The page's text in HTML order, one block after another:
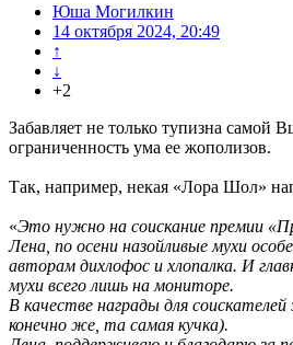
Юша Могилкин
14 октября 2024, 20:49
↑
↓
+2
Забавляет не только тупизна самой
ограниченность ума ее жополизов.
Так, например, некая «Лора Шол»
«Это нужно на соискание премии
Лена, по осени назойливые мухи
авторам дихлофос и хлопалка. И
мухи всего лишь на мониторе.
В качестве награды для
конечно же, та самая кучка).